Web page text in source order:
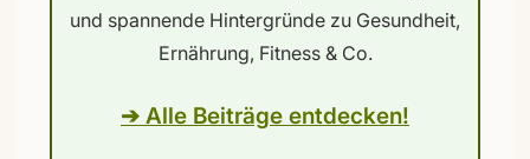
und spannende Hintergründe zu Gesundheit,
Ernährung, Fitness & Co.
➔ Alle Beiträge entdecken!